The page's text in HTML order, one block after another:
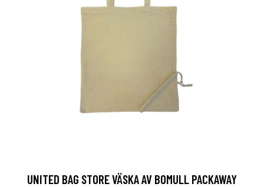
UNITED BAG STORE VÄSKA AV BOMULL PACKAWAY